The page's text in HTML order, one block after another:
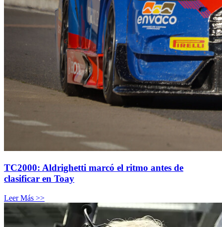
TC2000: Aldrighetti marcó el ritmo antes de
clasificar en Toay
Leer Más >>